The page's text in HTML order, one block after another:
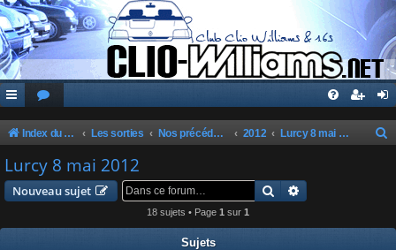
Index du forum Les sorties Nos précédentes sorties 2012 Lurcy 8 mai 2012
Lurcy 8 mai 2012
Nouveau sujet Rechercher
18 sujets • Page 1 sur 1
Sujets